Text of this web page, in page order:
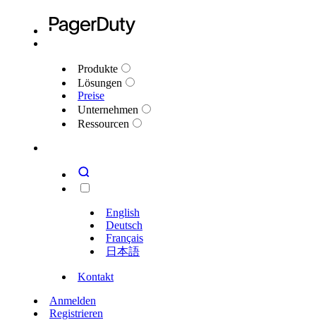
Produkte
Lösungen
Preise
Unternehmen
Ressourcen
English
Deutsch
Français
日本語
Kontakt
Anmelden
Registrieren